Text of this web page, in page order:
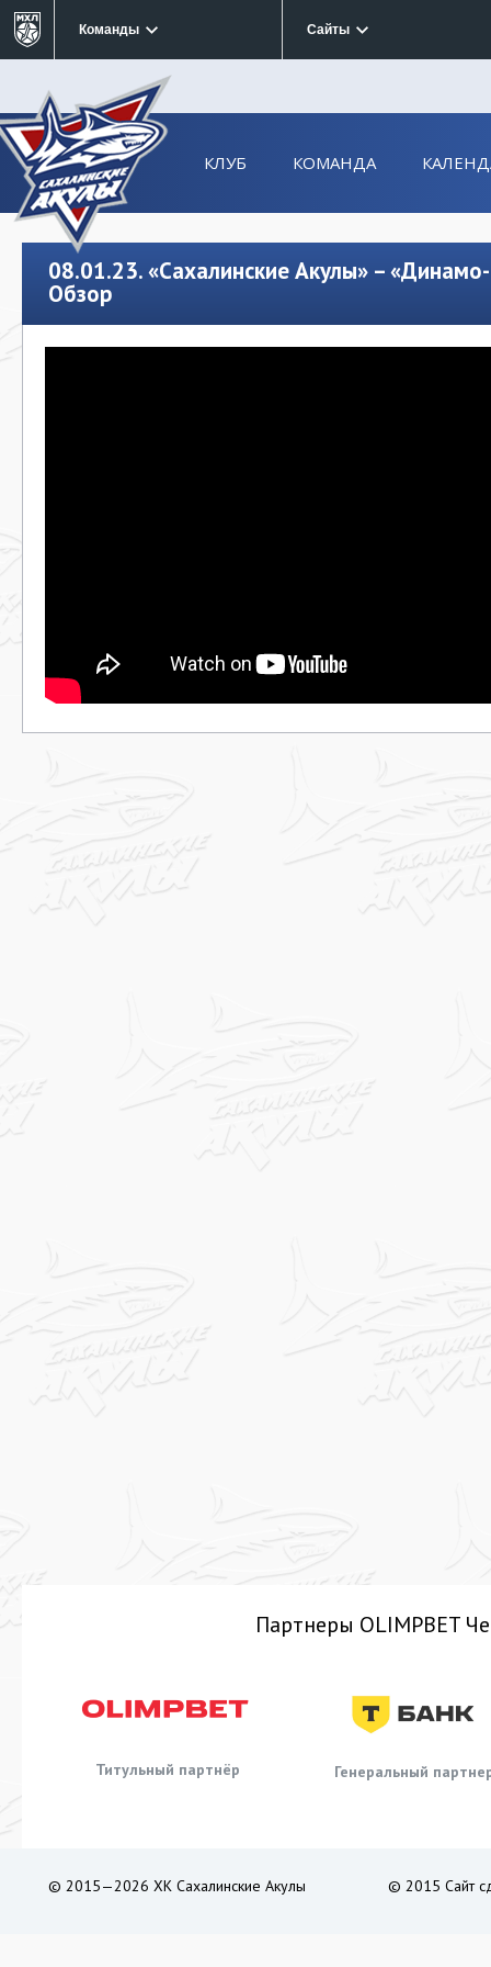
Команды Сайты
КЛУБ КОМАНДА
08.01.23. «Сахалинские Акулы» –
Обзор
Партнеры OLIMPBET
Титульный партнёр Генеральный
© 2015—2026 ХК Сахалинские Акулы © 2015 Сайт